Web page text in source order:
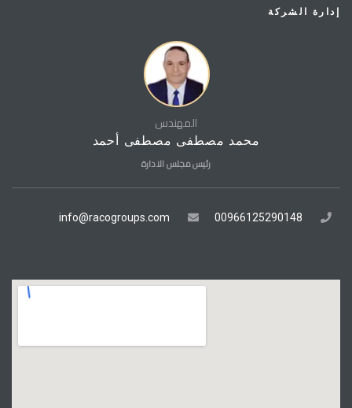
إدارة الشركة
المهندس
محمد مصطفى مصطفى أحمد
رئيس مجلس الادارة
00966125290148
info@racogroups.com